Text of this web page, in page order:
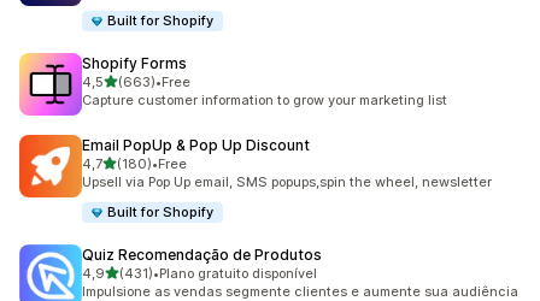
Built for Shopify
Shopify Forms
4,5de 5 estrelas
(663)
663 total de avaliações
•Free
Capture customer information to grow your marketing list
Email PopUp & Pop Up Discount
4,7de 5 estrelas
(180)
180 total de avaliações
•Free
Upsell via Pop Up email, SMS popups,spin the wheel, newsletter
Built for Shopify
Quiz Recomendação de Produtos
4,9de 5 estrelas
(431)
431 total de avaliações
•Plano gratuito disponível
Impulsione as vendas segmente clientes e aumente sua audiência